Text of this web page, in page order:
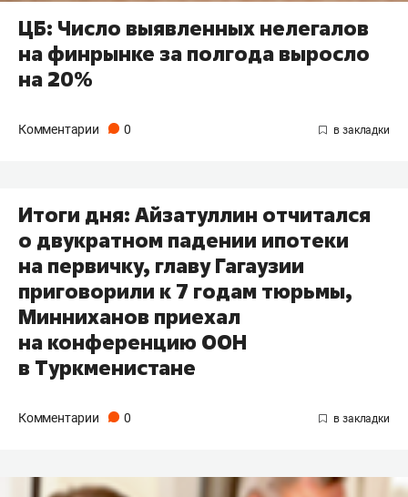
ЦБ: Число выявленных нелегалов
на финрынке за полгода выросло
на 20%
Комментарии 0
Итоги дня: Айзатуллин отчитался
о двукратном падении ипотеки
на первичку, главу Гагаузии
приговорили к 7 годам тюрьмы,
Минниханов приехал
на конференцию ООН
в Туркменистане
Комментарии 0